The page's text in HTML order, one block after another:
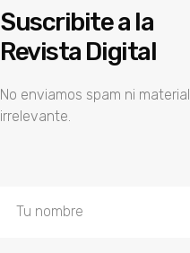
Suscribite a la
Revista Digital
No enviamos spam ni material
irrelevante.